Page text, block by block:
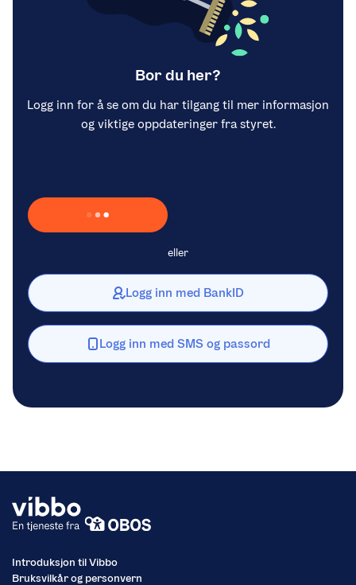
Bor du her?
Logg inn for å se om du har tilgang til mer informasjon
og viktige oppdateringer fra styret.
Laster inn Vipps …
eller
Logg inn med BankID
Logg inn med SMS og passord
Introduksjon til Vibbo
Bruksvilkår og personvern